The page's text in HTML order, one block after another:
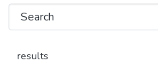
results